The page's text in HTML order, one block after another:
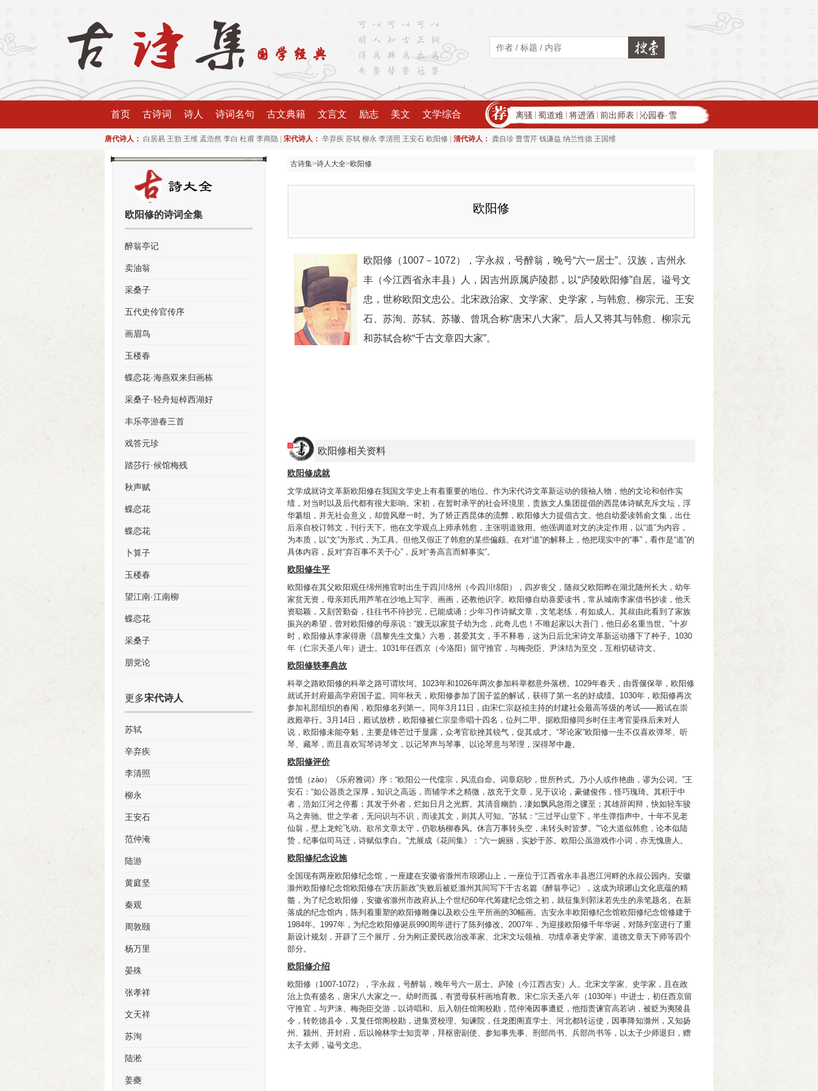
首页 古诗词 诗人 诗词名句 古文典籍 文言文 励志 美文 文学综合 离骚 蜀道难 将进酒 前出师表 沁园春·雪
唐代诗人： 白居易 王勃 王维 孟浩然 李白 杜甫 李商隐 宋代诗人： 辛弃疾 苏轼 柳永 李清照 王安石 欧阳修 清代诗人： 龚自珍 曹雪芹 钱谦益 纳兰性德 王国维
古诗集>诗人大全>欧阳修
欧阳修
欧阳修（1007－1072），字永叔，号醉翁，晚号“六一居士”。汉族，吉州永
丰（今江西省永丰县）人，因吉州原属庐陵郡，以“庐陵欧阳修”自居。谥号文
忠，世称欧阳文忠公。北宋政治家、文学家、史学家，与韩愈、柳宗元、王安
石、苏洵、苏轼、苏辙、曾巩合称“唐宋八大家”。后人又将其与韩愈、柳宗元
和苏轼合称“千古文章四大家”。
欧阳修相关资料
欧阳修成就
文学成就诗文革新欧阳修在我国文学史上有着重要的地位。作为宋代诗文革新运动的领袖人物，他的文论和创作实
绩，对当时以及后代都有很大影响。宋初，在暂时承平的社会环境里，贵族文人集团提倡的西昆体诗赋充斥文坛，浮
华纂组，并无社会意义，却曾风靡一时。为了矫正西昆体的流弊，欧阳修大力提倡古文。他自幼爱读韩俞文集，出仕
后亲自校订韩文，刊行天下。他在文学观点上师承韩愈，主张明道致用。他强调道对文的决定作用，以“道”为内容，
为本质，以“文”为形式，为工具。但他又假正了韩愈的某些偏颇。在对“道”的解释上，他把现实中的“事”，看作是“道”的
具体内容，反对“弃百事不关于心”，反对“务高言而鲜事实”。
欧阳修生平
欧阳修在其父欧阳观任绵州推官时出生于四川绵州（今四川绵阳），四岁丧父，随叔父欧阳晔在湖北随州长大，幼年
家贫无资，母亲郑氏用芦苇在沙地上写字、画画，还教他识字。欧阳修自幼喜爱读书，常从城南李家借书抄读，他天
资聪颖，又刻苦勤奋，往往书不待抄完，已能成诵；少年习作诗赋文章，文笔老练，有如成人。其叔由此看到了家族
振兴的希望，曾对欧阳修的母亲说：“嫂无以家贫子幼为念，此奇儿也！不唯起家以大吾门，他日必名重当世。”十岁
时，欧阳修从李家得唐《昌黎先生文集》六卷，甚爱其文，手不释卷，这为日后北宋诗文革新运动播下了种子。1030
年（仁宗天圣八年）进士。1031年任西京（今洛阳）留守推官，与梅尧臣、尹洙结为至交，互相切磋诗文。
欧阳修轶事典故
科举之路欧阳修的科举之路可谓坎坷。1023年和1026年两次参加科举都意外落榜。1029年春天，由胥偃保举，欧阳修
就试开封府最高学府国子监。同年秋天，欧阳修参加了国子监的解试，获得了第一名的好成绩。1030年，欧阳修再次
参加礼部组织的春闱，欧阳修名列第一。同年3月11日，由宋仁宗赵祯主持的封建社会最高等级的考试——殿试在崇
政殿举行。3月14日，殿试放榜，欧阳修被仁宗皇帝唱十四名，位列二甲。据欧阳修同乡时任主考官晏殊后来对人
说，欧阳修未能夺魁，主要是锋芒过于显露，众考官欲挫其锐气，促其成才。“琴论家”欧阳修一生不仅喜欢弹琴、听
琴、藏琴，而且喜欢写琴诗琴文，以记琴声与琴事、以论琴意与琴理，深得琴中趣。
欧阳修评价
曾慥（zào）《乐府雅词》序：“欧阳公一代儒宗，风流自命。词章窈眇，世所矜式。乃小人或作艳曲，谬为公词。”王
安石：“如公器质之深厚，知识之高远，而辅学术之精微，故充于文章，见于议论，豪健俊伟，怪巧瑰琦。其积于中
者，浩如江河之停蓄；其发于外者，烂如日月之光辉。其清音幽韵，凄如飘风急雨之骤至；其雄辞闳辩，快如轻车骏
马之奔驰。世之学者，无问识与不识，而读其文，则其人可知。”苏轼：“三过平山堂下，半生弹指声中。十年不见老
仙翁，壁上龙蛇飞动。欲吊文章太守，仍歌杨柳春风。休言万事转头空，未转头时皆梦。”“论大道似韩愈，论本似陆
贽，纪事似司马迁，诗赋似李白。”尤展成《花间集》：“六一婉丽，实妙于苏。欧阳公虽游戏作小词，亦无愧唐人。
欧阳修纪念设施
全国现有两座欧阳修纪念馆，一座建在安徽省滁州市琅琊山上，一座位于江西省永丰县恩江河畔的永叔公园内。安徽
滁州欧阳修纪念馆欧阳修在“庆历新政”失败后被贬滁州其间写下千古名篇《醉翁亭记》，这成为琅琊山文化底蕴的精
髓，为了纪念欧阳修，安徽省滁州市政府从上个世纪60年代筹建纪念馆之初，就征集到郭沫若先生的亲笔题名。在新
落成的纪念馆内，陈列着重塑的欧阳修雕像以及欧公生平所画的30幅画。吉安永丰欧阳修纪念馆欧阳修纪念馆修建于
1984年。1997年，为纪念欧阳修诞辰990周年进行了陈列修改。2007年，为迎接欧阳修千年华诞，对陈列室进行了重
新设计规划，开辟了三个展厅，分为刚正爱民政治改革家、北宋文坛领袖、功绩卓著史学家、道德文章天下师等四个
部分。
欧阳修介绍
欧阳修（1007-1072），字永叔，号醉翁，晚年号六一居士。庐陵（今江西吉安）人。北宋文学家、史学家，且在政
治上负有盛名，唐宋八大家之一。幼时而孤，有贤母荻杆画地育教。宋仁宗天圣八年（1030年）中进士，初任西京留
守推官，与尹洙、梅尧臣交游，以诗唱和。后入朝任馆阁校勘，范仲淹因事遭贬，他指责谏官高若讷，被贬为夷陵县
令，转乾德县令，又复任馆阁校勘，进集贤校理、知谏院，任龙图阁直学士、河北都转运使，因事降知滁州，又知扬
州、颍州、开封府，后以翰林学士知贡举，拜枢密副使、参知事先事、刑部尚书、兵部尚书等，以太子少师退归，赠
太子太师，谥号文忠。
欧阳修的诗词全集
醉翁亭记
卖油翁
采桑子
五代史伶官传序
画眉鸟
玉楼春
蝶恋花·海燕双来归画栋
采桑子·轻舟短棹西湖好
丰乐亭游春三首
戏答元珍
踏莎行·候馆梅残
秋声赋
蝶恋花
蝶恋花
卜算子
玉楼春
望江南·江南柳
蝶恋花
采桑子
朋党论
更多宋代诗人
苏轼
辛弃疾
李清照
柳永
王安石
范仲淹
陆游
黄庭坚
秦观
周敦颐
杨万里
晏殊
张孝祥
文天祥
苏洵
陆淞
姜夔